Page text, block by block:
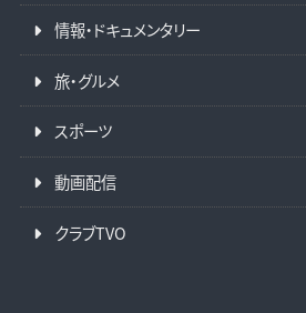
情報・ドキュメンタリー
旅・グルメ
スポーツ
動画配信
クラブTVO